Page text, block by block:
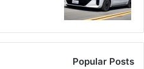
Popular Posts